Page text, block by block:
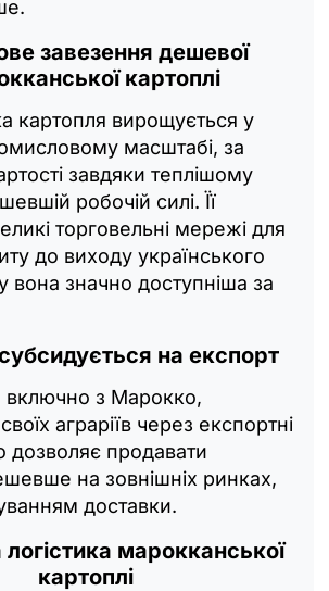
завезення дешевої
картоплі
картопля вирощується у
масштабі, за
завдяки теплішому
робочій силі. Її
торговельні мережі для
до виходу українського
значно доступніша за
на експорт
включно з Марокко,
аграріїв через експортні
продавати
на зовнішніх ринках,
доставки.
марокканської
картоплі